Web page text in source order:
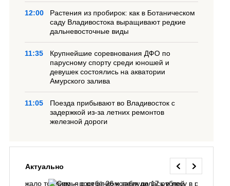
12:00
Растения из пробирок: как в Ботаническом
саду Владивостока выращивают редкие
дальневосточные виды
11:35
Крупнейшие соревнования ДФО по
парусному спорту среди юношей и
девушек состоялись на акватории
Амурского залива
11:05
Поезда прибывают во Владивосток с
задержкой из-за летних ремонтов
железной дороги
Актуально